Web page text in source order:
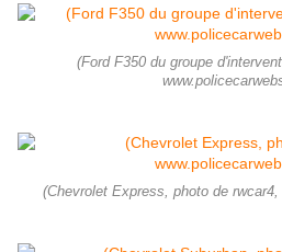
(Ford F350 du groupe
(Chevrolet Express, photo de